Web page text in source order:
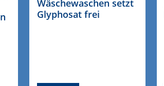
Wäschewaschen setzt
Glyphosat frei